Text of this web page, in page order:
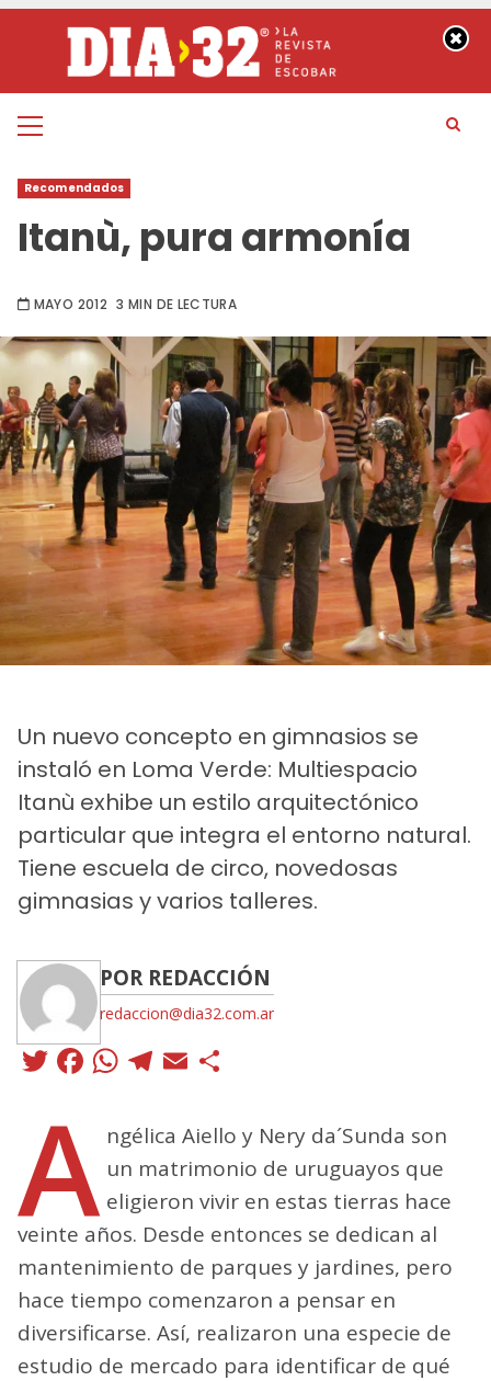
contenido
Menú
Recomendados
Itanù, pura armonía
MAYO 2012 3 MIN DE LECTURA
Un nuevo concepto en gimnasios se
instaló en Loma Verde: Multiespacio
Itanù exhibe un estilo arquitectónico
particular que integra el entorno natural.
Tiene escuela de circo, novedosas
gimnasias y varios talleres.
POR REDACCIÓN
redaccion@dia32.com.ar
Twitter
Facebook
WhatsApp
Telegram
Email
A ngélica Aiello y Nery da´Sunda son
un matrimonio de uruguayos que
eligieron vivir en estas tierras hace
veinte años. Desde entonces se dedican al
mantenimiento de parques y jardines, pero
hace tiempo comenzaron a pensar en
diversificarse. Así, realizaron una especie de
estudio de mercado para identificar de qué